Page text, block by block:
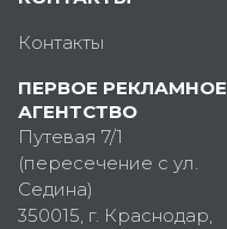
Контакты
ПЕРВОЕ РЕКЛАМНОЕ
АГЕНТСТВО
Путевая 7/1
(пересечение с ул.
Седина)
350015, г. Краснодар,